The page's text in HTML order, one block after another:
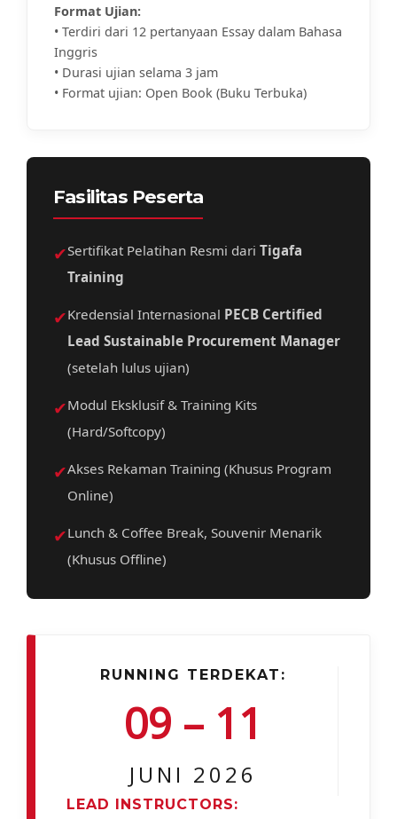
Format Ujian:
• Terdiri dari 12 pertanyaan Essay dalam Bahasa
Inggris
• Durasi ujian selama 3 jam
• Format ujian: Open Book (Buku Terbuka)
Fasilitas Peserta
✔Sertifikat Pelatihan Resmi dari Tigafa
Training
✔Kredensial Internasional PECB Certified
Lead Sustainable Procurement Manager
(setelah lulus ujian)
✔Modul Eksklusif & Training Kits
(Hard/Softcopy)
✔Akses Rekaman Training (Khusus Program
Online)
✔Lunch & Coffee Break, Souvenir Menarik
(Khusus Offline)
RUNNING TERDEKAT:
09 – 11
JUNI 2026
LEAD INSTRUCTORS: